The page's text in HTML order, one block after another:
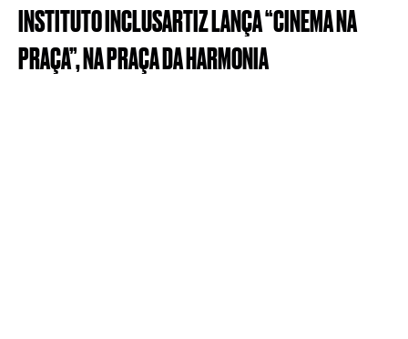
INSTITUTOINCLUSARTIZLANÇA“CINEMANA
PRAÇA”,NAPRAÇADAHARMONIA